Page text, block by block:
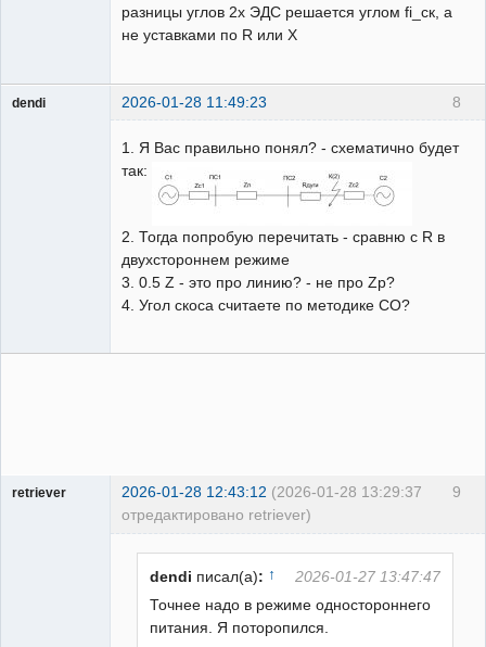
разницы углов 2х ЭДС решается углом fi_ск, а
не уставками по R или X
8
dendi 2026-01-28 11:49:23
1. Я Вас правильно понял? - схематично будет
так:
2. Тогда попробую перечитать - сравню с R в
двухстороннем режиме
3. 0.5 Z - это про линию? - не про Zр?
4. Угол скоса считаете по методике СО?
9
retriever 2026-01-28 12:43:12 (2026-01-28 13:29:37
отредактировано retriever)
dendi писал(а): ↑
2026-01-27 13:47:47
Точнее надо в режиме одностороннего
питания. Я поторопился.